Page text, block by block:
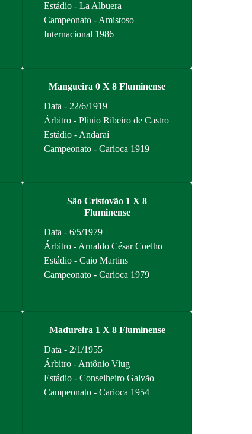
Estádio - La Albuera
Campeonato - Amistoso
Internacional 1986
Mangueira 0 X 8 Fluminense
Data - 22/6/1919
Árbitro - Plinio Ribeiro de Castro
Estádio - Andaraí
Campeonato - Carioca 1919
São Cristovão 1 X 8
Fluminense
Data - 6/5/1979
Árbitro - Arnaldo César Coelho
Estádio - Caio Martins
Campeonato - Carioca 1979
Madureira 1 X 8 Fluminense
Data - 2/1/1955
Árbitro - Antônio Viug
Estádio - Conselheiro Galvão
Campeonato - Carioca 1954